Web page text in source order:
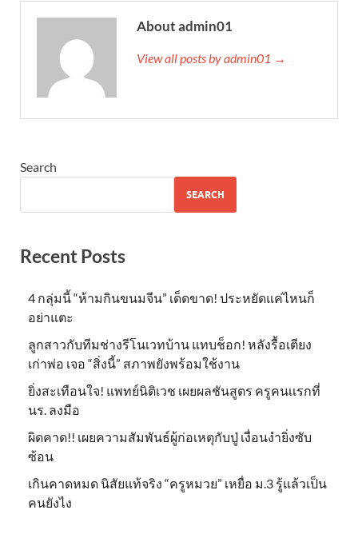
About admin01
View all posts by admin01 →
Search
SEARCH
Recent Posts
4 กลุ่มนี้ “ห้ามกินขนมจีน” เด็ดขาด! ประหยัดแค่ไหนก็
อย่าแตะ
ลูกสาวกับทีมช่างรีโนเวทบ้าน แทบช็อก! หลังรื้อเตียง
เก่าพ่อ เจอ “สิ่งนี้” สภาพยังพร้อมใช้งาน
ยิ่งสะเทือนใจ! แพทย์นิติเวช เผยผลชันสูตร ครูคนเเรกที่
นร. ลงมือ
ผิดคาด!! เผยความสัมพันธ์ผู้ก่อเหตุกับปู่ เงื่อนงำยิ่งซับ
ซ้อน
เกินคาดหมด นิสัยแท้จริง “ครูหมวย” เหยื่อ ม.3 รู้แล้วเป็น
คนยังไง